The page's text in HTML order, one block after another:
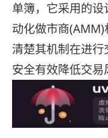
单簿，它采用的
动化做市商
清楚其机制在进
安全有效降低交易